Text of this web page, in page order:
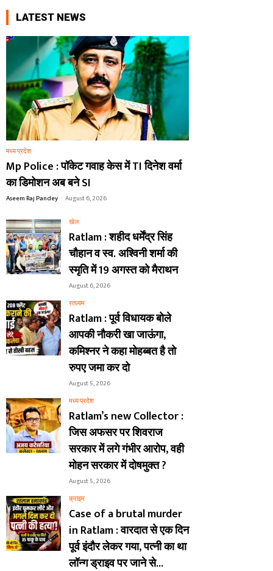
LATEST NEWS
मध्य प्रदेश
Mp Police : पॉकेट गवाह केस में TI दिनेश वर्मा
का डिमोशन अब बने SI
Aseem Raj Pandey - August 6, 2026
खेल
Ratlam : शहीद धर्मेंद्र सिंह
चौहान व स्व. अश्विनी शर्मा की
स्मृति में 19 अगस्त को मैराथन
August 6, 2026
रतलाम
Ratlam : पूर्व विधायक बोले
आपकी नौकरी खा जाऊंगा,
कमिश्नर ने कहा मोहब्बत है तो
रुपए जमा कर दो
August 5, 2026
मध्य प्रदेश
Ratlam’s new Collector :
जिस अफसर पर शिवराज
सरकार में लगे गंभीर आरोप, वही
मोहन सरकार में दोषमुक्त ?
August 5, 2026
क्राइम
Case of a brutal murder
in Ratlam : वारदात से एक दिन
पूर्व इंदौर लेकर गया, पत्नी का था
लॉन्ग ड्राइव पर जाने से...